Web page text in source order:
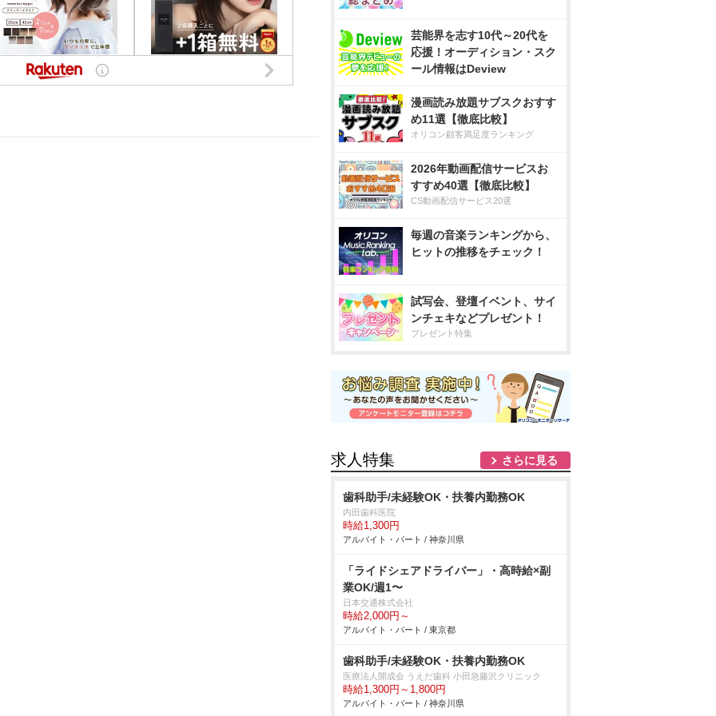
芸能界を志す10代～20代を
応援！オーディション・スク
ール情報はDeview
漫画読み放題サブスクおすす
め11選【徹底比較】
オリコン顧客満足度ランキング
2026年動画配信サービスお
すすめ40選【徹底比較】
CS動画配信サービス20選
毎週の音楽ランキングから、
ヒットの推移をチェック！
試写会、登壇イベント、サイ
ンチェキなどプレゼント！
プレゼント特集
求人特集 さらに見る
歯科助手/未経験OK・扶養内勤務OK
内田歯科医院
時給1,300円
アルバイト・パート / 神奈川県
「ライドシェアドライバー」・高時給×副
業OK/週1〜
日本交通株式会社
時給2,000円～
アルバイト・パート / 東京都
歯科助手/未経験OK・扶養内勤務OK
医療法人開成会 うえだ歯科 小田急藤沢クリニック
時給1,300円～1,800円
アルバイト・パート / 神奈川県